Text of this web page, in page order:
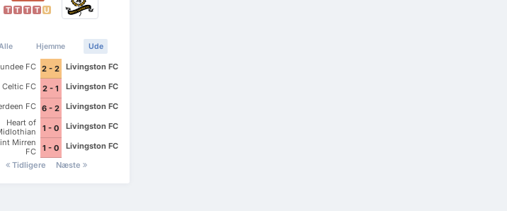
T T T T U
Hjemme Ude
FC 2 - 2
Livingston FC
Celtic FC
2 - 1
Livingston FC
FC 6 - 2
Livingston FC
Heart of
FC
1 - 0
Livingston FC
Mirren
FC
1 - 0
Livingston FC
Tidligere
Næste